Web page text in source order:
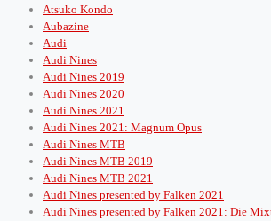
Atsuko Kondo
Aubazine
Audi
Audi Nines
Audi Nines 2019
Audi Nines 2020
Audi Nines 2021
Audi Nines 2021: Magnum Opus
Audi Nines MTB
Audi Nines MTB 2019
Audi Nines MTB 2021
Audi Nines presented by Falken 2021
Audi Nines presented by Falken 2021: Die